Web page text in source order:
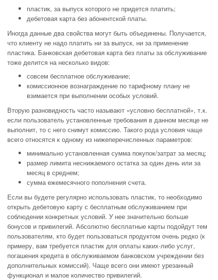
пластик, за выпуск которого не придется платить;
дебетовая карта без абонентской платы.
Иногда данные два свойства могут быть объединены. Получается,
что клиенту не надо платить ни за выпуск, ни за применение
пластика. Банковская дебетовая карта без платы за обслуживание
тоже делится на несколько видов:
совсем бесплатное обслуживание;
комиссионное вознаграждение по тарифному плану не
взимается при выполнении особых условий.
Вторую разновидность часто называют «условно бесплатной», т.к.
если пользователь установленные требования в данном месяце не
выполнит, то с него снимут комиссию. Такого рода условия чаще
всего относятся к одному из нижеперечисленных параметров:
минимально установленная сумма покупок/затрат за месяц;
размер лимита неснижаемого остатка за один день или за
месяц в среднем;
сумма ежемесячного пополнения счета.
Если вы будете регулярно использовать пластик, то необходимо
открыть дебетовую карту с бесплатным обслуживанием при
соблюдении конкретных условий. У нее значительно больше
бонусов и привилегий. Абсолютно бесплатные карты подойдут тем
пользователям, кто будет пользоваться продуктом очень редко (к
примеру, вам требуется пластик для оплаты каких-либо услуг,
погашения кредита в обслуживаемом банковском учреждении без
дополнительных комиссий). Чаще всего они имеют урезанный
функционал и малое количество привилегий.